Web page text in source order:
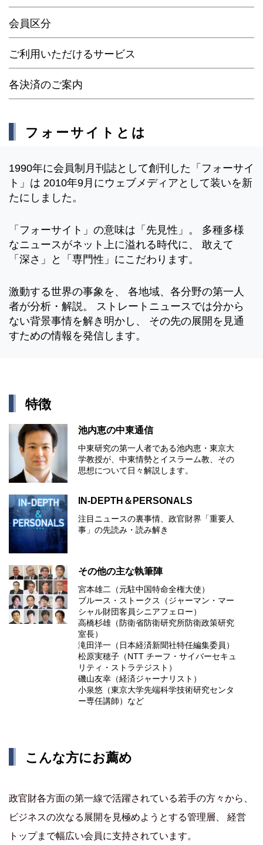
会員区分
ご利用いただけるサービス
各決済のご案内
フォーサイトとは
1990年に会員制月刊誌として創刊した「フォーサイ
ト」は 2010年9月にウェブメディアとして装いを新
たにしました。
「フォーサイト」の意味は「先見性」。 多種多様
なニュースがネット上に溢れる時代に、 敢えて
「深さ」と「専門性」にこだわります。
激動する世界の事象を、 各地域、各分野の第一人
者が分析・解説。 ストレートニュースでは分から
ない背景事情を解き明かし、 その先の展開を見通
すための情報を発信します。
特徴
池内恵の中東通信
中東研究の第⼀⼈者である池内恵・東京⼤
学教授が、中東情勢とイスラーム教、その
思想について⽇々解説します。
IN-DEPTH＆PERSONALS
注目ニュースの裏事情、政官財界「重要人
事」の先読み・読み解き
その他の主な執筆陣
宮本雄二（元駐中国特命全権大使）
ブルース・ストークス（ジャーマン・マー
シャル財団客員シニアフェロー）
高橋杉雄（防衛省防衛研究所防衛政策研究
室長）
滝田洋一（日本経済新聞社特任編集委員）
松原実穂子（NTT チーフ・サイバーセキュ
リティ・ストラテジスト）
磯山友幸（経済ジャーナリスト）
小泉悠（東京大学先端科学技術研究センタ
ー専任講師）など
こんな方にお薦め
政官財各方面の第一線で活躍されている若手の方々から、
ビジネスの次なる展開を見極めようとする管理層、 経営
トップまで幅広い会員に支持されています。